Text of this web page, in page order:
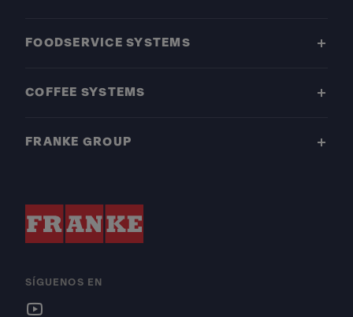
FOODSERVICE SYSTEMS
COFFEE SYSTEMS
FRANKE GROUP
SÍGUENOS EN